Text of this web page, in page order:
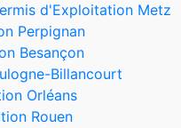
d'Exploitation Metz
Perpignan
Besançon
Billancourt
Orléans
Rouen